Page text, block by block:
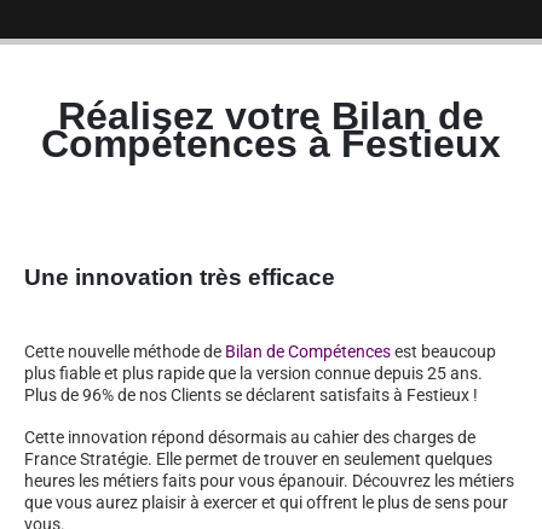
Réalisez votre Bilan de
Compétences à Festieux
Une innovation très efficace
Cette nouvelle méthode de Bilan de Compétencesest beaucoup
plus fiable et plus rapide que la version connue depuis 25 ans.
Plus de 96% de nos Clients se déclarent satisfaits à Festieux !
Cette innovation répond désormais au cahier des charges de
France Stratégie. Elle permet de trouver en seulement quelques
heures les métiers faits pour vous épanouir. Découvrez les métiers
que vous aurez plaisir à exercer et qui offrent le plus de sens pour
vous.